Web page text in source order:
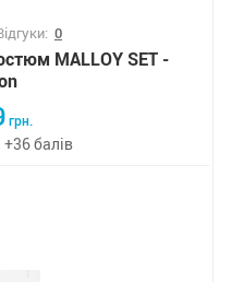
0
MALLOY SET -
грн.
+36балів